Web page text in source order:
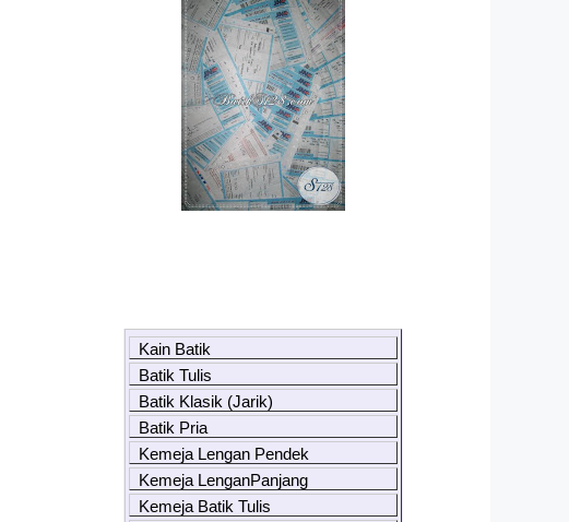
Kain Batik
Batik Tulis
Batik Klasik (Jarik)
Batik Pria
Kemeja Lengan Pendek
Kemeja LenganPanjang
Kemeja Batik Tulis